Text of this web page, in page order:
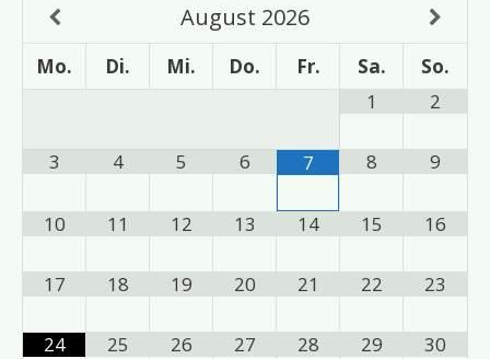
August 2026
Mo. Di. Mi. Do. Fr. Sa.
So.
1
2
3 4 5 6 7 8 9
10 11 12 13 14 15 16
17 18 19 20 21 22 23
24 25 26 27 28 29 30